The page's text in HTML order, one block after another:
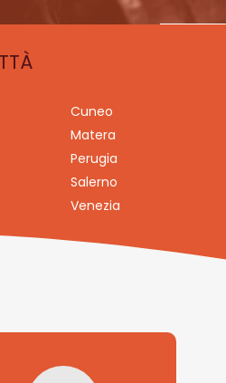
Cuneo
Matera
Perugia
Salerno
Venezia